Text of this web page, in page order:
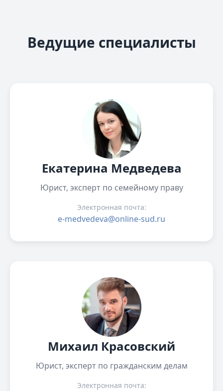
Ведущие специалисты
Екатерина Медведева
Юрист, эксперт по семейному праву
Электронная почта:
e-medvedeva@online-sud.ru
Михаил Красовский
Юрист, эксперт по гражданским делам
Электронная почта: